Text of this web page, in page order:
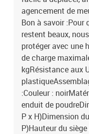
agencement de
Bon à savoir :Pour
restent beaux,
protéger avec une
de charge
kgRésistance aux
:Couleur :
enduit de
P x H)Dimension
P)Hauteur du